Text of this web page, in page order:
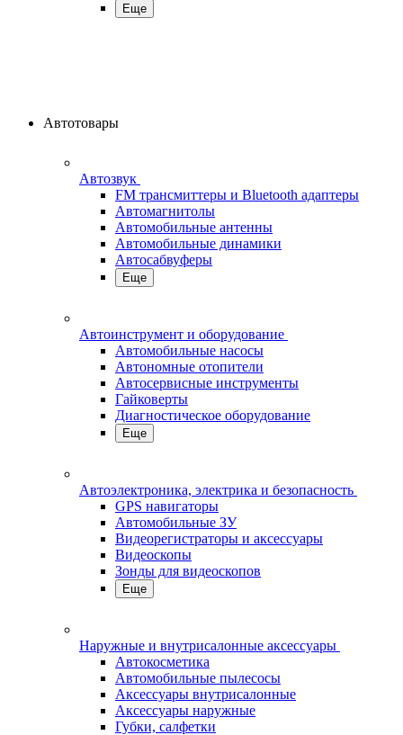
Еще
Автотовары
Автозвук
FM трансмиттеры и Bluetooth адаптеры
Автомагнитолы
Автомобильные антенны
Автомобильные динамики
Автосабвуферы
Еще
Автоинструмент и оборудование
Автомобильные насосы
Автономные отопители
Автосервисные инструменты
Гайковерты
Диагностическое оборудование
Еще
Автоэлектроника, электрика и безопасность
GPS навигаторы
Автомобильные ЗУ
Видеорегистраторы и аксессуары
Видеоскопы
Зонды для видеоскопов
Еще
Наружные и внутрисалонные аксессуары
Автокосметика
Автомобильные пылесосы
Аксесcуары внутрисалонные
Аксессуары наружные
Губки, салфетки